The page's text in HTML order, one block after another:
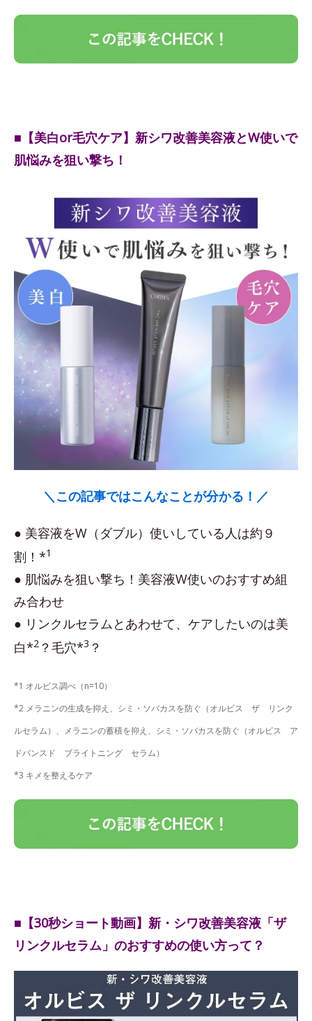
■【美白or毛穴ケア】新シワ改善美容液とW使いで
肌悩みを狙い撃ち！
＼この記事ではこんなことが分かる！／
● 美容液をW（ダブル）使いしている人は約９
割！*1
● 肌悩みを狙い撃ち！美容液W使いのおすすめ組
み合わせ
● リンクルセラムとあわせて、ケアしたいのは美
白*2 ？毛穴*3 ？
*1 オルビス調べ（n=10）
*2 メラニンの生成を抑え、シミ・ソバカスを防ぐ（オルビス ザ リンク
ルセラム）、メラニンの蓄積を抑え、シミ・ソバカスを防ぐ（オルビス ア
ドバンスド ブライトニング セラム）
*3 キメを整えるケア
■【30秒ショート動画】新・シワ改善美容液「ザ
リンクルセラム」のおすすめの使い方って？